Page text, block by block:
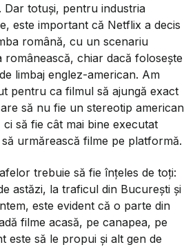
Dar totuși, pentru industria
este important că Netflix a decis
română, cu un scenariu
chiar dacă folosește
limbaj englez-american. Am
pentru ca filmul să ajungă exact
să nu fie un stereotip american
ci să fie cât mai bine executat
urmărească filme pe platformă.
trebuie să fie înțeles de toți:
astăzi, la traficul din București și
este evident că o parte din
filme acasă, pe canapea, pe
este să le propui și alt gen de